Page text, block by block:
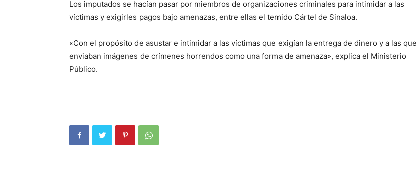
Los imputados se hacían pasar por miembros de organizaciones criminales para intimidar a las
víctimas y exigirles pagos bajo amenazas, entre ellas el temido Cártel de Sinaloa.
«Con el propósito de asustar e intimidar a las víctimas que exigían la entrega de dinero y a las que
enviaban imágenes de crímenes horrendos como una forma de amenaza», explica el Ministerio
Público.